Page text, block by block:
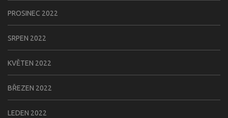
PROSINEC 2022
SRPEN 2022
KVĚTEN 2022
BŘEZEN 2022
LEDEN 2022